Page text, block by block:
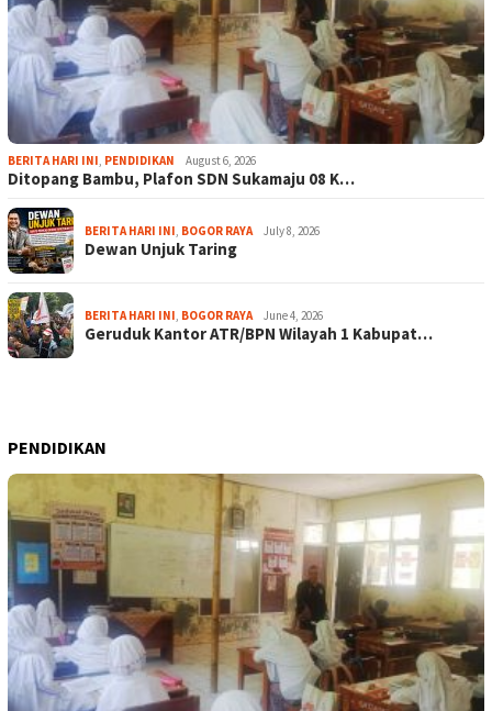
BERITA HARI INI, PENDIDIKAN August 6, 2026
Ditopang Bambu, Plafon SDN Sukamaju 08 K…
BERITA HARI INI, BOGOR RAYA July 8, 2026
Dewan Unjuk Taring
BERITA HARI INI, BOGOR RAYA June 4, 2026
Geruduk Kantor ATR/BPN Wilayah 1 Kabupat…
PENDIDIKAN